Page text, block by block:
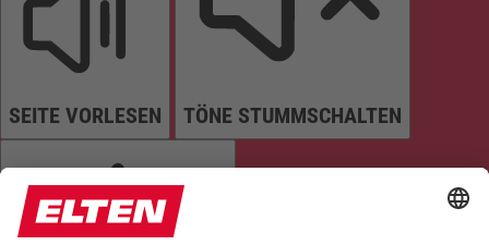
SEITE VORLESEN TÖNE STUMMSCHALTEN